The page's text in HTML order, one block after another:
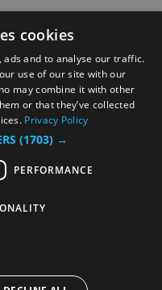
by Translate
cookies
ads and to analyse our traffic.
use of our site with our
may combine it with other
or that they’ve collected
Privacy Policy
(1703) →
PERFORMANCE